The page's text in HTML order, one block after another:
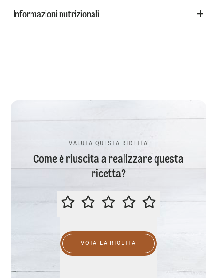
Informazioni nutrizionali
VALUTA QUESTA RICETTA
Come è riuscita a realizzare questa
ricetta?
VALUTA QUESTA RICETTA
VOTA LA RICETTA